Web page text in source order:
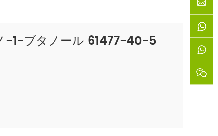
-1-ブタノール 61477-40-5 5853819